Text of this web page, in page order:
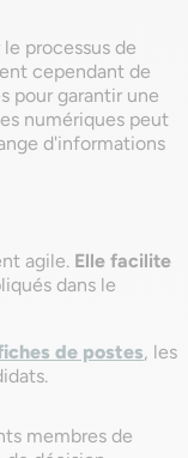
processus de
cependant de
pour garantir une
numériques peut
d'informations
agile. Elle facilite
dans le
de postes, les
membres de